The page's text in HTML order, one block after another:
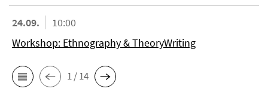
24.09.
10:00
Workshop: Ethnography & TheoryWriting
1 / 14